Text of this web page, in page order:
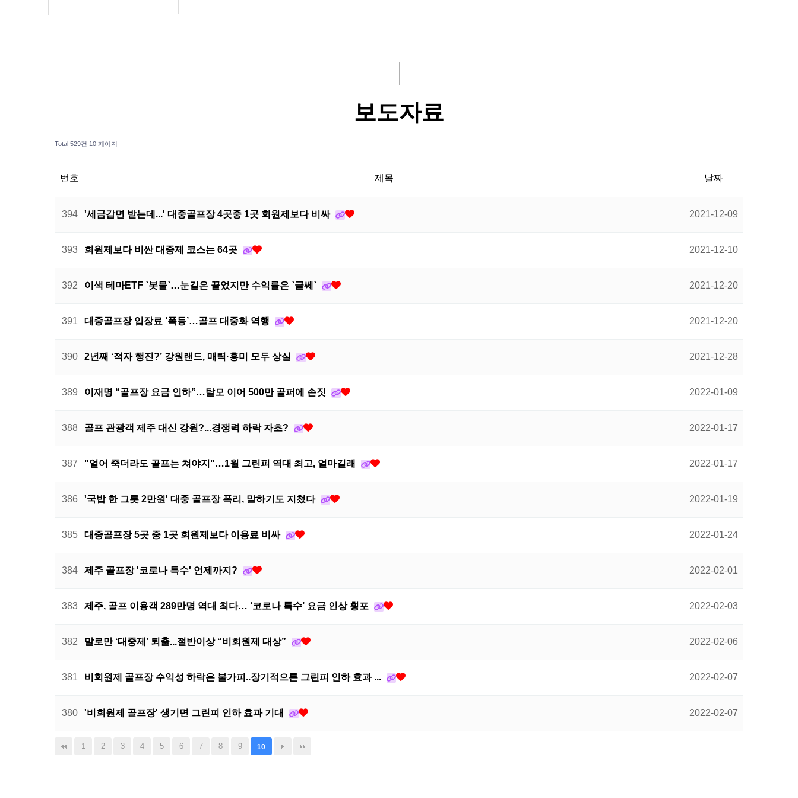
보도자료
Total 529건 10 페이지
번호 제목 날짜
394 '세금감면 받는데...' 대중골프장 4곳중 1곳 회원제보다 비싸 2021-12-09
393 회원제보다 비싼 대중제 코스는 64곳 2021-12-10
392 이색 테마ETF `봇물`…눈길은 끌었지만 수익률은 `글쎄` 2021-12-20
391 대중골프장 입장료 ‘폭등’…골프 대중화 역행 2021-12-20
390 2년째 ‘적자 행진?’ 강원랜드, 매력·흥미 모두 상실 2021-12-28
389 이재명 “골프장 요금 인하”…탈모 이어 500만 골퍼에 손짓 2022-01-09
388 골프 관광객 제주 대신 강원?...경쟁력 하락 자초? 2022-01-17
387 "얼어 죽더라도 골프는 쳐야지"…1월 그린피 역대 최고, 얼마길래 2022-01-17
386 '국밥 한 그릇 2만원' 대중 골프장 폭리, 말하기도 지쳤다 2022-01-19
385 대중골프장 5곳 중 1곳 회원제보다 이용료 비싸 2022-01-24
384 제주 골프장 '코로나 특수' 언제까지? 2022-02-01
383 제주, 골프 이용객 289만명 역대 최다… ‘코로나 특수’ 요금 인상 횡포 2022-02-03
382 말로만 ‘대중제’ 퇴출...절반이상 “비회원제 대상” 2022-02-06
381 비회원제 골프장 수익성 하락은 불가피..장기적으론 그린피 인하 효과 ... 2022-02-07
380 '비회원제 골프장' 생기면 그린피 인하 효과 기대 2022-02-07
1 2 3 4 5 6 7 8 9 10